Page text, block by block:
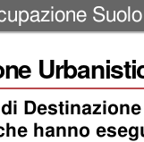
hanno